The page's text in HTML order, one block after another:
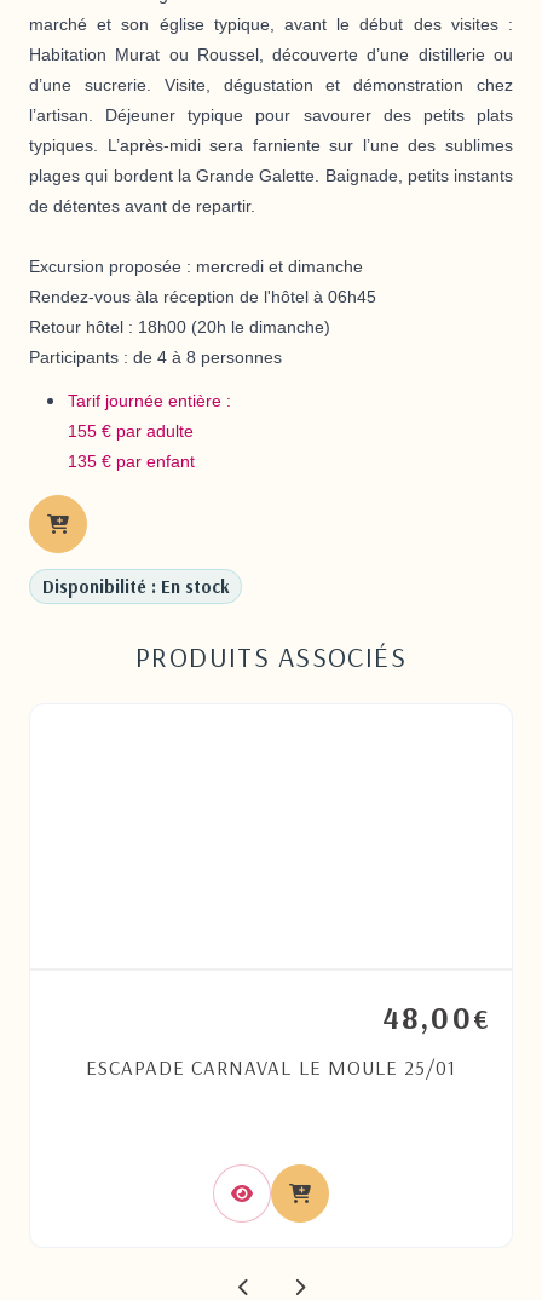
marché et son église typique, avant le début des visites :
Habitation Murat ou Roussel, découverte d’une distillerie ou
d’une sucrerie. Visite, dégustation et démonstration chez
l’artisan. Déjeuner typique pour savourer des petits plats
typiques. L’après-midi sera farniente sur l’une des sublimes
plages qui bordent la Grande Galette. Baignade, petits instants
de détentes avant de repartir.
Excursion proposée : mercredi et dimanche
Rendez-vous àla réception de l'hôtel à 06h45
Retour hôtel : 18h00 (20h le dimanche)
Participants : de 4 à 8 personnes
Tarif journée entière :
155 € par adulte
135 € par enfant
Disponibilité : En stock
PRODUITS ASSOCIÉS
48,00€
ESCAPADE CARNAVAL LE MOULE 25/01